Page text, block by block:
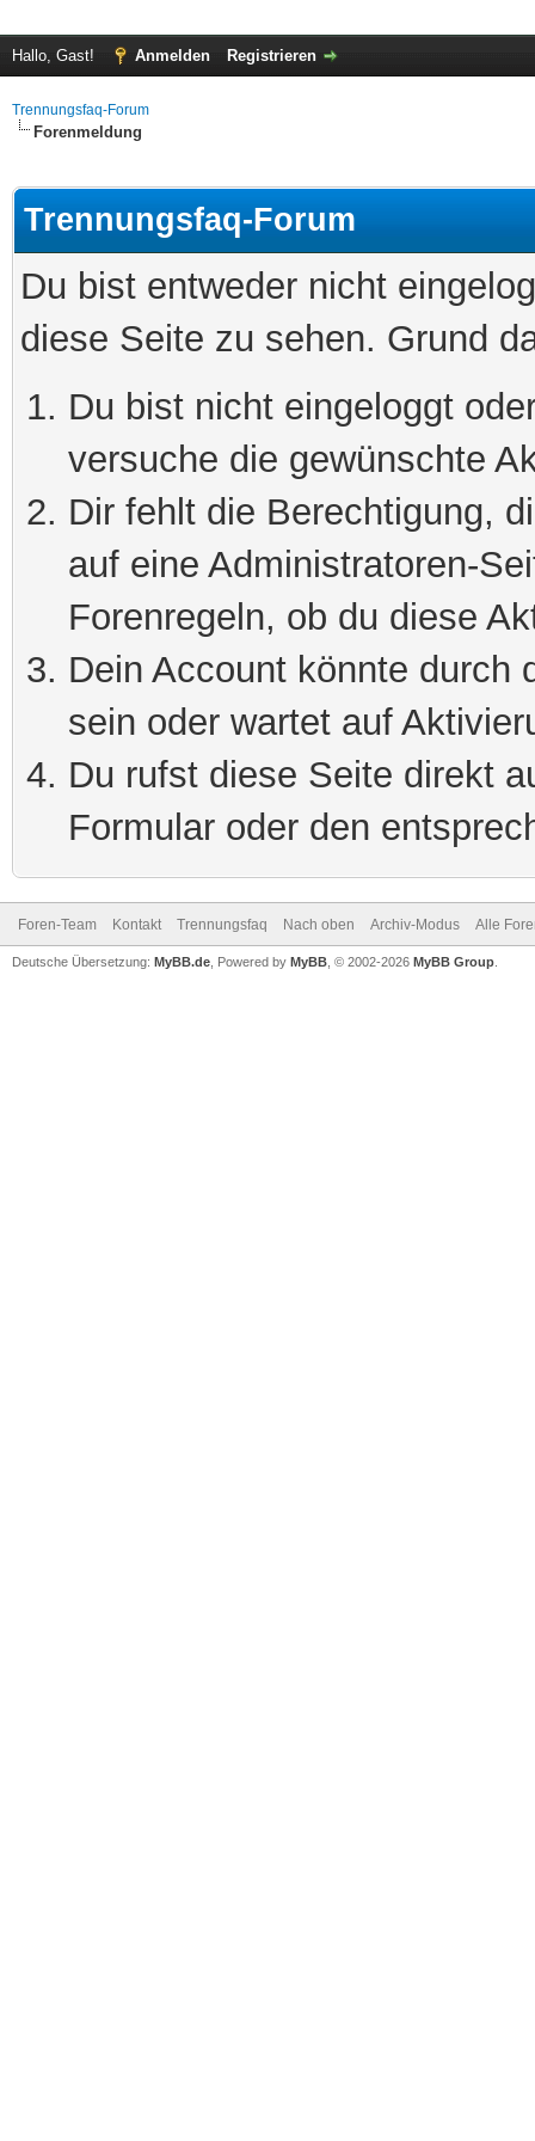
Hallo, Gast! Anmelden Registrieren
Trennungsfaq-Forum
Forenmeldung
Trennungsfaq-Forum
Du bist entweder nicht
diese Seite zu sehen. Grund
Du bist nicht eingeloggt
versuche die gewünschte
Dir fehlt die Berechtigung,
auf eine Administratoren-
Forenregeln, ob du diese
Dein Account könnte durch
sein oder wartet auf
Du rufst diese Seite direkt
Formular oder den
Foren-Team Kontakt Trennungsfaq Nach oben Archiv-Modus Alle
Deutsche Übersetzung: MyBB.de , Powered by MyBB , © 2002-2026 MyBB Group